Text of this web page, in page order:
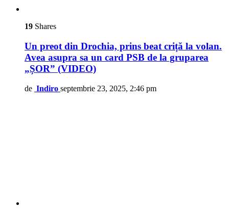
19 Shares
Un preot din Drochia, prins beat criță la volan.
Avea asupra sa un card PSB de la gruparea
„ȘOR” (VIDEO)
de Indiro septembrie 23, 2025, 2:46 pm